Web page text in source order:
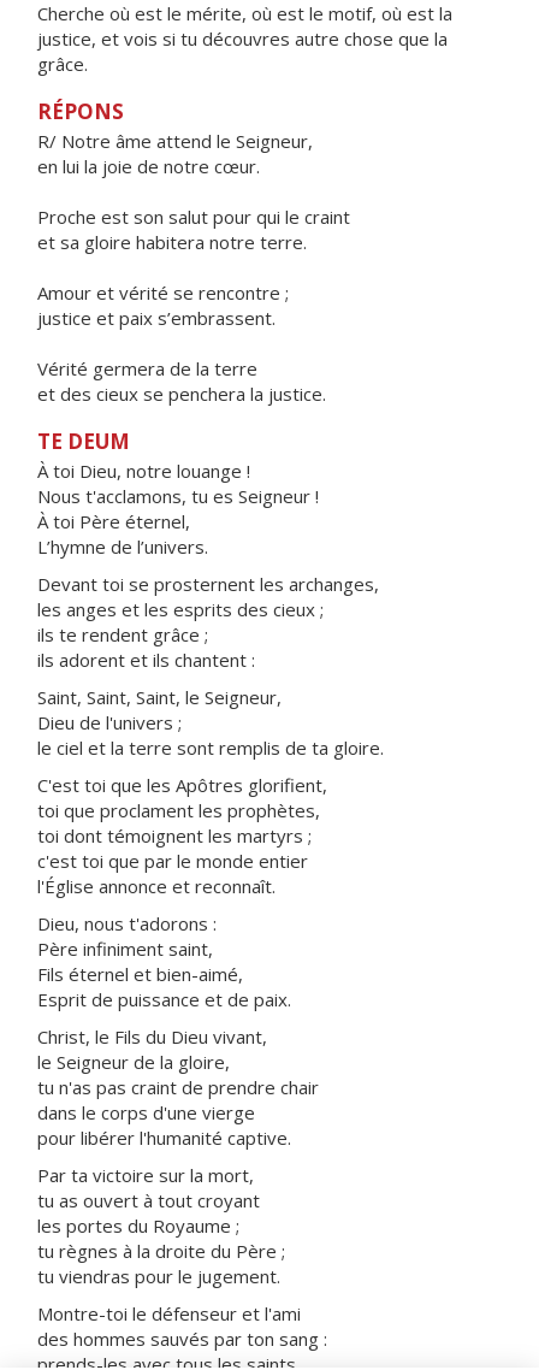
Cherche où est le mérite, où est le motif, où est la
justice, et vois si tu découvres autre chose que la
grâce.
RÉPONS
R/ Notre âme attend le Seigneur,
en lui la joie de notre cœur.
Proche est son salut pour qui le craint
et sa gloire habitera notre terre.
Amour et vérité se rencontre ;
justice et paix s’embrassent.
Vérité germera de la terre
et des cieux se penchera la justice.
TE DEUM
À toi Dieu, notre louange !
Nous t'acclamons, tu es Seigneur !
À toi Père éternel,
L’hymne de l’univers.
Devant toi se prosternent les archanges,
les anges et les esprits des cieux ;
ils te rendent grâce ;
ils adorent et ils chantent :
Saint, Saint, Saint, le Seigneur,
Dieu de l'univers ;
le ciel et la terre sont remplis de ta gloire.
C'est toi que les Apôtres glorifient,
toi que proclament les prophètes,
toi dont témoignent les martyrs ;
c'est toi que par le monde entier
l'Église annonce et reconnaît.
Dieu, nous t'adorons :
Père infiniment saint,
Fils éternel et bien-aimé,
Esprit de puissance et de paix.
Christ, le Fils du Dieu vivant,
le Seigneur de la gloire,
tu n'as pas craint de prendre chair
dans le corps d'une vierge
pour libérer l'humanité captive.
Par ta victoire sur la mort,
tu as ouvert à tout croyant
les portes du Royaume ;
tu règnes à la droite du Père ;
tu viendras pour le jugement.
Montre-toi le défenseur et l'ami
des hommes sauvés par ton sang :
prends-les avec tous les saints